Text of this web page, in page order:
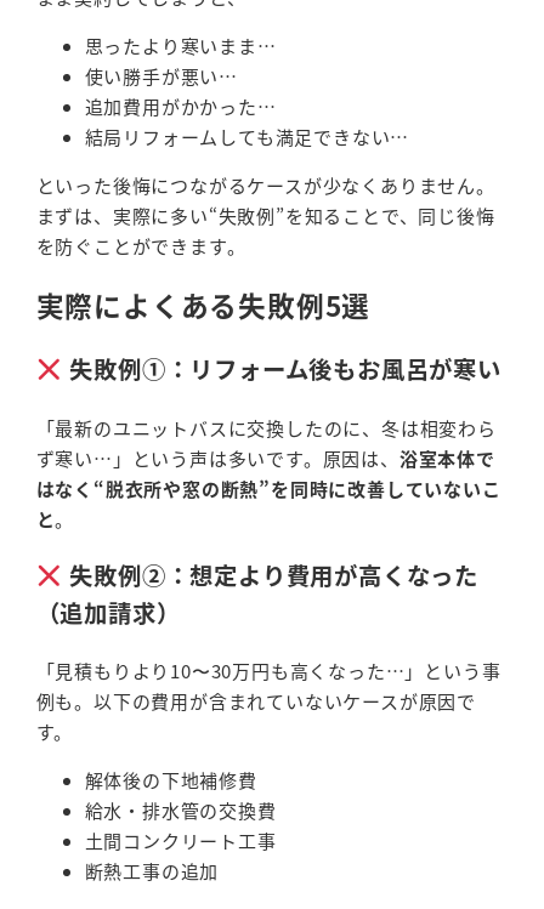
思ったより寒いまま…
使い勝手が悪い…
追加費用がかかった…
結局リフォームしても満足できない…
といった後悔につながるケースが少なくありません。
まずは、実際に多い“失敗例”を知ることで、同じ後悔
を防ぐことができます。
実際によくある失敗例5選
失敗例①：リフォーム後もお風呂が寒い
「最新のユニットバスに交換したのに、冬は相変わら
ず寒い…」という声は多いです。原因は、 浴室本体で
はなく“脱衣所や窓の断熱”を同時に改善していないこ
と。
失敗例②：想定より費用が高くなった
（追加請求）
「見積もりより10〜30万円も高くなった…」という事
例も。以下の費用が含まれていないケースが原因で
す。
解体後の下地補修費
給水・排水管の交換費
土間コンクリート工事
断熱工事の追加